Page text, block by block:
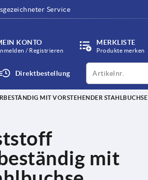
Service
KONTO
/ Registrieren
MERKLISTE
Produkte merken
Direktbestellung
productCode
MIT VORSTEHENDER STAHLBUCHSE
mit